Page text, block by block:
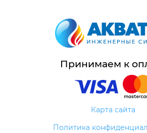
Принимаем к
Карта сайта
Политика